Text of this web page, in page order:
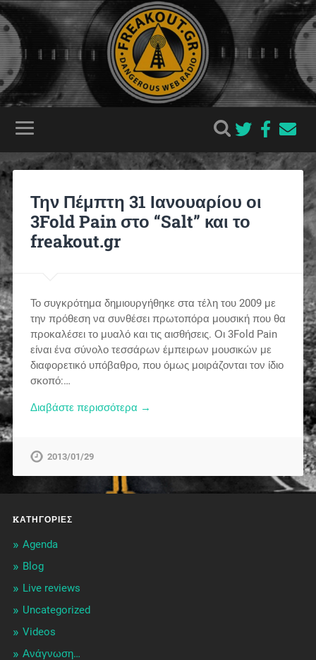
Την Πέμπτη 31 Ιανουαρίου οι
3Fold Pain στο “Salt” και το
freakout.gr
Το συγκρότημα δημιουργήθηκε στα τέλη του 2009 με
την πρόθεση να συνθέσει πρωτοπόρα μουσική που θα
προκαλέσει το μυαλό και τις αισθήσεις. Οι 3Fold Pain
είναι ένα σύνολο τεσσάρων έμπειρων μουσικών με
διαφορετικό υπόβαθρο, που όμως μοιράζονται τον ίδιο
σκοπό:…
Διαβάστε περισσότερα →
2013/01/29
KΑΤΗΓΟΡΊΕΣ
Agenda
Blog
Live reviews
Uncategorized
Videos
Ανάγνωση…